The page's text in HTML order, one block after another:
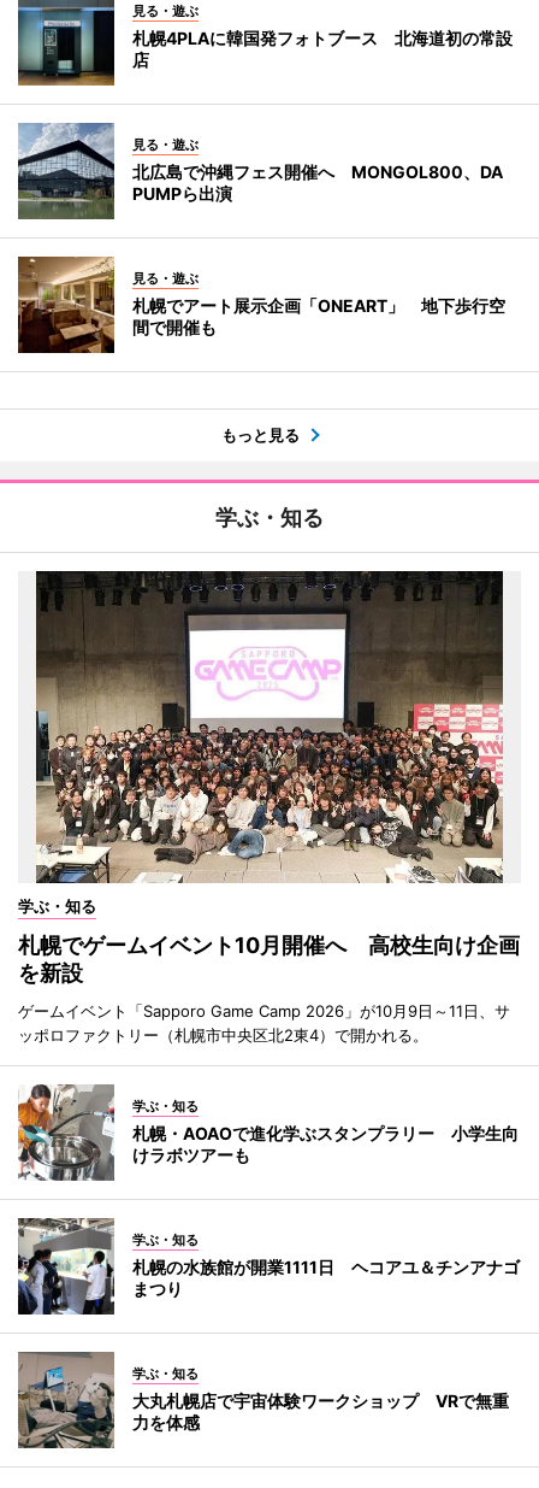
見る・遊ぶ
札幌4PLAに韓国発フォトブース 北海道初の常設
店
見る・遊ぶ
北広島で沖縄フェス開催へ MONGOL800、DA
PUMPら出演
見る・遊ぶ
札幌でアート展示企画「ONEART」 地下歩行空
間で開催も
もっと見る
学ぶ・知る
学ぶ・知る
札幌でゲームイベント10月開催へ 高校生向け企画
を新設
ゲームイベント「Sapporo Game Camp 2026」が10月9日～11日、サ
ッポロファクトリー（札幌市中央区北2東4）で開かれる。
学ぶ・知る
札幌・AOAOで進化学ぶスタンプラリー 小学生向
けラボツアーも
学ぶ・知る
札幌の水族館が開業1111日 ヘコアユ＆チンアナゴ
まつり
学ぶ・知る
大丸札幌店で宇宙体験ワークショップ VRで無重
力を体感